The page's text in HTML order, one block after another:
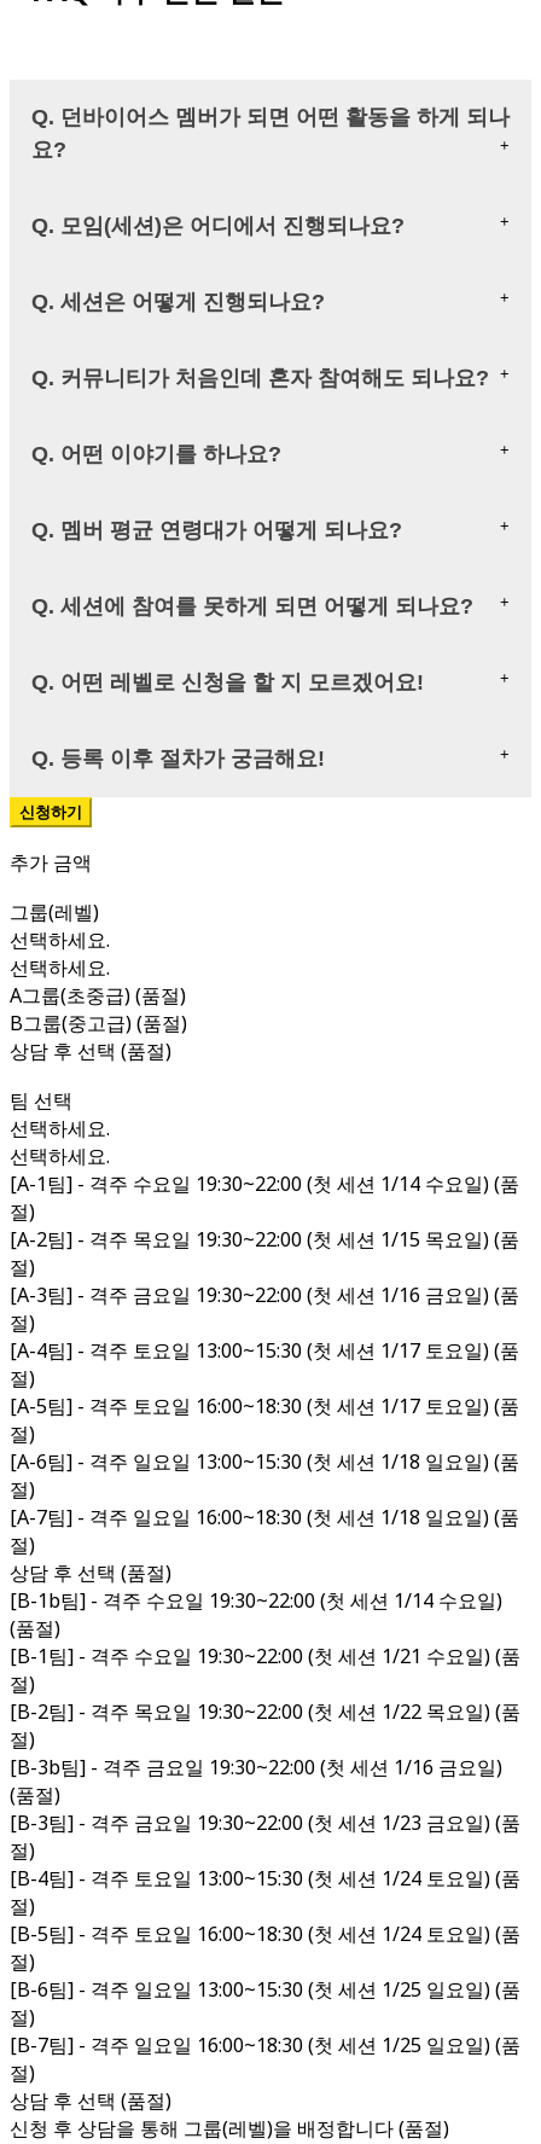
Q. 던바이어스 멤버가 되면 어떤 활동을 하게 되나
요?
Q. 모임(세션)은 어디에서 진행되나요?
Q. 세션은 어떻게 진행되나요?
Q. 커뮤니티가 처음인데 혼자 참여해도 되나요?
Q. 어떤 이야기를 하나요?
Q. 멤버 평균 연령대가 어떻게 되나요?
Q. 세션에 참여를 못하게 되면 어떻게 되나요?
Q. 어떤 레벨로 신청을 할 지 모르겠어요!
Q. 등록 이후 절차가 궁금해요!
추가 금액
그룹(레벨)
선택하세요.
선택하세요.
A그룹(초중급) (품절)
B그룹(중고급) (품절)
상담 후 선택 (품절)
팀 선택
선택하세요.
선택하세요.
[A-1팀] - 격주 수요일 19:30~22:00 (첫 세션 1/14 수요일) (품
절)
[A-2팀] - 격주 목요일 19:30~22:00 (첫 세션 1/15 목요일) (품
절)
[A-3팀] - 격주 금요일 19:30~22:00 (첫 세션 1/16 금요일) (품
절)
[A-4팀] - 격주 토요일 13:00~15:30 (첫 세션 1/17 토요일) (품
절)
[A-5팀] - 격주 토요일 16:00~18:30 (첫 세션 1/17 토요일) (품
절)
[A-6팀] - 격주 일요일 13:00~15:30 (첫 세션 1/18 일요일) (품
절)
[A-7팀] - 격주 일요일 16:00~18:30 (첫 세션 1/18 일요일) (품
절)
상담 후 선택 (품절)
[B-1b팀] - 격주 수요일 19:30~22:00 (첫 세션 1/14 수요일)
(품절)
[B-1팀] - 격주 수요일 19:30~22:00 (첫 세션 1/21 수요일) (품
절)
[B-2팀] - 격주 목요일 19:30~22:00 (첫 세션 1/22 목요일) (품
절)
[B-3b팀] - 격주 금요일 19:30~22:00 (첫 세션 1/16 금요일)
(품절)
[B-3팀] - 격주 금요일 19:30~22:00 (첫 세션 1/23 금요일) (품
절)
[B-4팀] - 격주 토요일 13:00~15:30 (첫 세션 1/24 토요일) (품
절)
[B-5팀] - 격주 토요일 16:00~18:30 (첫 세션 1/24 토요일) (품
절)
[B-6팀] - 격주 일요일 13:00~15:30 (첫 세션 1/25 일요일) (품
절)
[B-7팀] - 격주 일요일 16:00~18:30 (첫 세션 1/25 일요일) (품
절)
상담 후 선택 (품절)
신청 후 상담을 통해 그룹(레벨)을 배정합니다 (품절)